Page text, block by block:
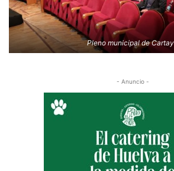
Pleno municipal de
- Anuncio -